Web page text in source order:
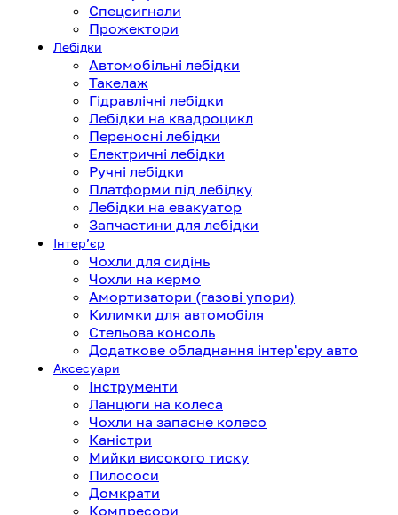
Спецсигнали
Прожектори
Лебідки
Автомобільні лебідки
Такелаж
Гідравлічні лебідки
Лебідки на квадроцикл
Переносні лебідки
Електричні лебідки
Ручні лебідки
Платформи під лебідку
Лебідки на евакуатор
Запчастини для лебідки
Інтерʼєр
Чохли для сидінь
Чохли на кермо
Амортизатори (газові упори)
Килимки для автомобіля
Стельова консоль
Додаткове обладнання інтер'єру авто
Аксесуари
Інструменти
Ланцюги на колеса
Чохли на запасне колесо
Каністри
Мийки високого тиску
Пилососи
Домкрати
Компресори